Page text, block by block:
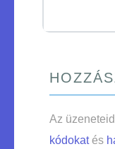
Az
kódokatés